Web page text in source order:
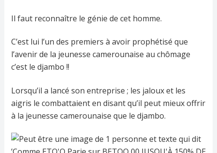
Il faut reconnaître le génie de cet homme.
C’est lui l’un des premiers à avoir prophétisé que
l’avenir de la jeunesse camerounaise au chômage
c’est le djambo !!
Lorsqu’il a lancé son entreprise ; les jaloux et les
aigris le combattaient en disant qu’il peut mieux offrir
à la jeunesse camerounaise que le djambo.